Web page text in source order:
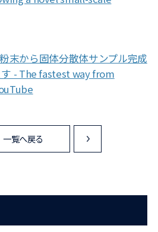
末から固体分散体サンプル完成
- The fastest way from
<
一覧へ戻る